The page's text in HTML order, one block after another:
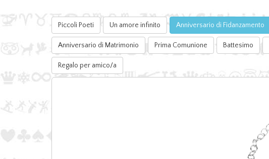
Piccoli Poeti Un amore infinito Anniversario di Fidanzamento
Anniversario di Matrimonio Prima Comunione Battesimo
Regalo per amico/a